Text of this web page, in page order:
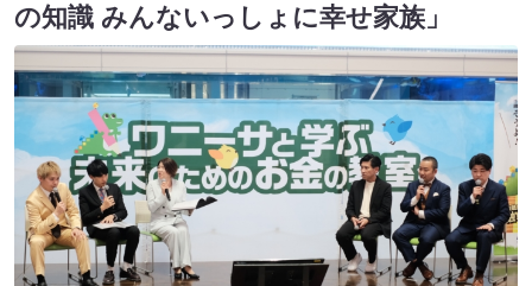
の知識 みんないっしょに幸せ家族」